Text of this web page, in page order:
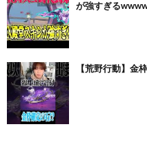
が強すぎる
【荒野行動】金